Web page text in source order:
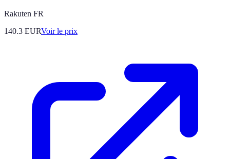
Rakuten FR
140.3 EURVoir le prix